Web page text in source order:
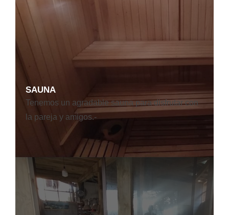
SAUNA
Tenemos un agradable sauna para disfrutar con
la pareja y amigos.-